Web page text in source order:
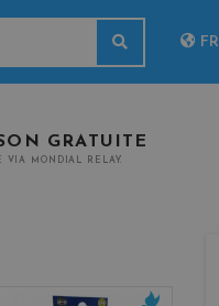
RechercheFR
GRATUITE
VIA MONDIAL RELAY.